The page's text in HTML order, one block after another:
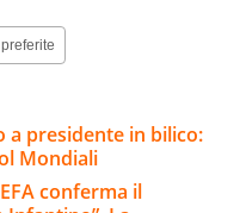
a presidente in bilico:
Mondiali
conferma il